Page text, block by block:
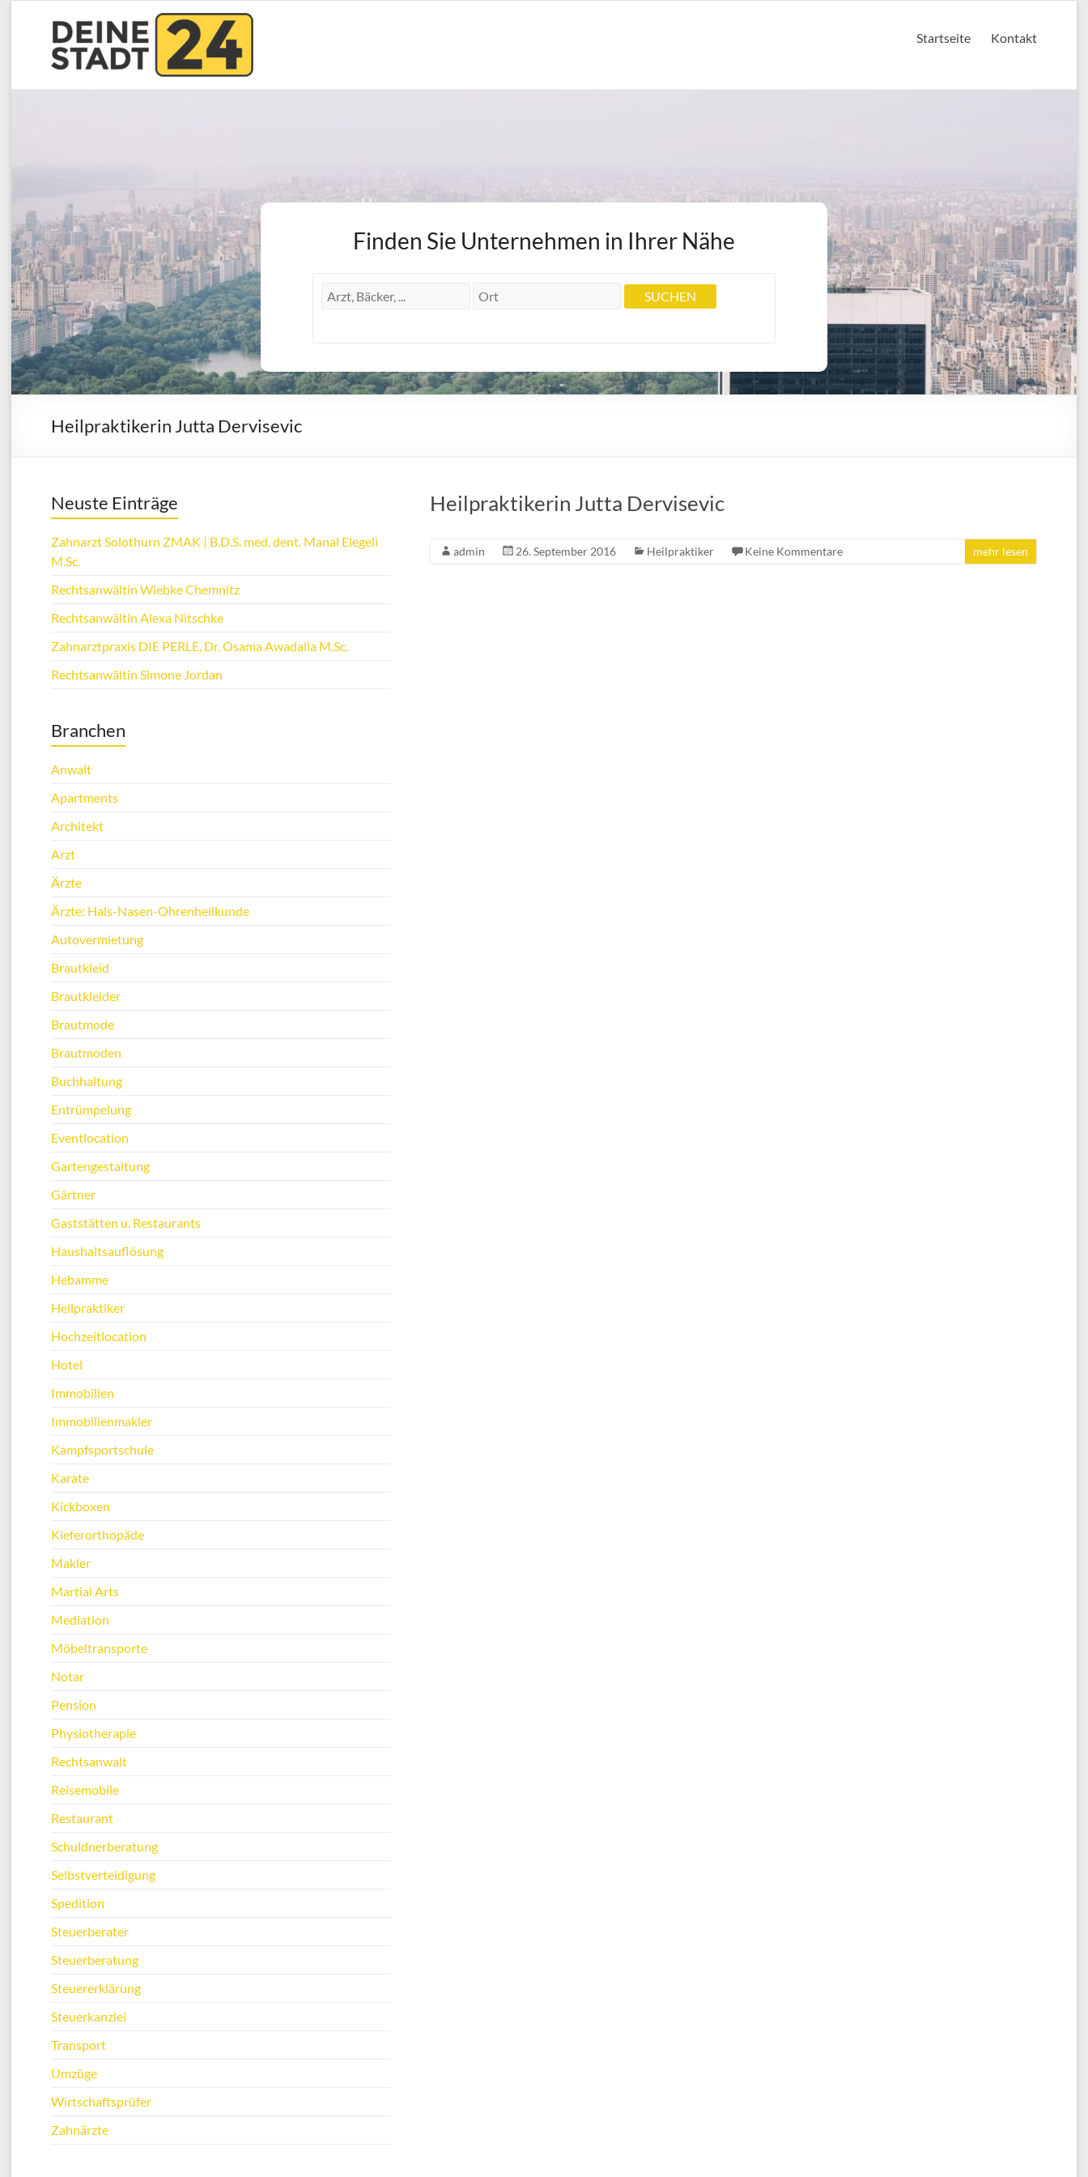
Startseite Kontakt
Heilpraktikerin Jutta Dervisevic
Finden Sie Unternehmen in Ihrer Nähe
Heilpraktikerin Jutta Dervisevic
admin 26. September 2016 Heilpraktiker Keine Kommentare mehr lesen
Neuste Einträge
Zahnarzt Solothurn ZMAK | B.D.S. med. dent. Manal Elegeli
M.Sc.
Rechtsanwältin Wiebke Chemnitz
Rechtsanwältin Alexa Nitschke
Zahnarztpraxis DIE PERLE, Dr. Osama Awadalla M.Sc.
Rechtsanwältin Simone Jordan
Branchen
Anwalt
Apartments
Architekt
Arzt
Ärzte
Ärzte: Hals-Nasen-Ohrenheilkunde
Autovermietung
Brautkleid
Brautkleider
Brautmode
Brautmoden
Buchhaltung
Entrümpelung
Eventlocation
Gartengestaltung
Gärtner
Gaststätten u. Restaurants
Haushaltsauflösung
Hebamme
Heilpraktiker
Hochzeitlocation
Hotel
Immobilien
Immobilienmakler
Kampfsportschule
Karate
Kickboxen
Kieferorthopäde
Makler
Martial Arts
Mediation
Möbeltransporte
Notar
Pension
Physiotherapie
Rechtsanwalt
Reisemobile
Restaurant
Schuldnerberatung
Selbstverteidigung
Spedition
Steuerberater
Steuerberatung
Steuererklärung
Steuerkanzlei
Transport
Umzüge
Wirtschaftsprüfer
Zahnärzte